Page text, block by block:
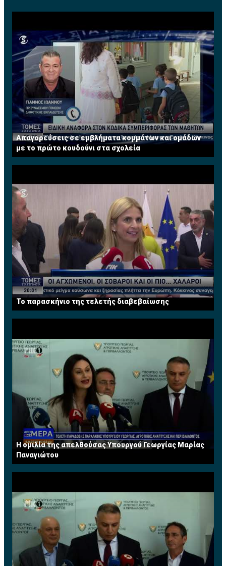
Απαγορεύσεις σε εμβλήματα κομμάτων και ομάδων
με το πρώτο κουδούνι στα σχολεία
Το παρασκήνιο της τελετής διαβεβαίωσης
Η ομιλία της απελθούσας Υπουργού Γεωργίας Μαρίας
Παναγιώτου